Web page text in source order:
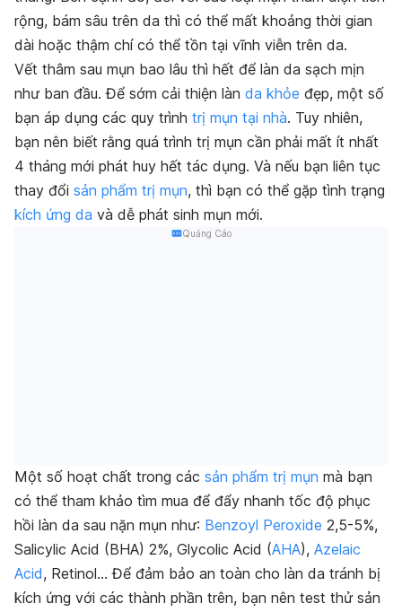
rộng, bám sâu trên da thì có thể mất khoảng thời gian
dài hoặc thậm chí có thể tồn tại vĩnh viễn trên da.
Vết thâm sau mụn bao lâu thì hết để làn da sạch mịn
như ban đầu. Để sớm cải thiện làn da khỏe đẹp, một số
bạn áp dụng các quy trình trị mụn tại nhà. Tuy nhiên,
bạn nên biết rằng quá trình trị mụn cần phải mất ít nhất
4 tháng mới phát huy hết tác dụng. Và nếu bạn liên tục
thay đổi sản phẩm trị mụn, thì bạn có thể gặp tình trạng
kích ứng da và dễ phát sinh mụn mới.
Quảng Cáo
Một số hoạt chất trong các sản phẩm trị mụn mà bạn
có thể tham khảo tìm mua để đẩy nhanh tốc độ phục
hồi làn da sau nặn mụn như: Benzoyl Peroxide 2,5-5%,
Salicylic Acid (BHA) 2%, Glycolic Acid (AHA), Azelaic
Acid, Retinol… Để đảm bảo an toàn cho làn da tránh bị
kích ứng với các thành phần trên, bạn nên test thử sản